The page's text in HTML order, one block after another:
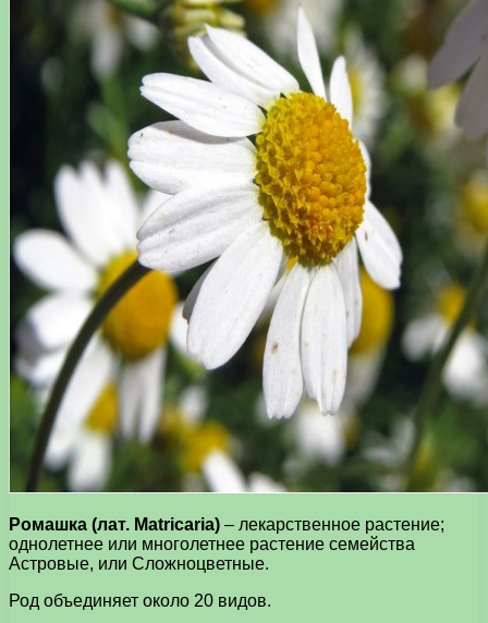
Ромашка (лат. Matricaria) – лекарственное растение;
однолетнее или многолетнее растение семейства
Астровые, или Сложноцветные.
Род объединяет около 20 видов.